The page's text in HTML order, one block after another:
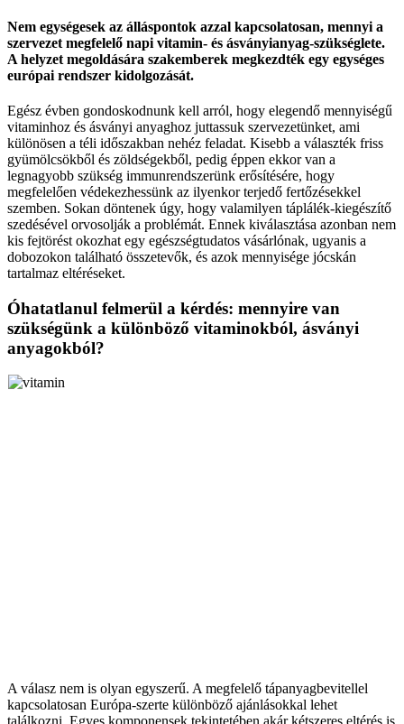
Nem egységesek az álláspontok azzal kapcsolatosan, mennyi a
szervezet megfelelő napi vitamin- és ásványianyag-szükséglete.
A helyzet megoldására szakemberek megkezdték egy egységes
európai rendszer kidolgozását.
Egész évben gondoskodnunk kell arról, hogy elegendő mennyiségű
vitaminhoz és ásványi anyaghoz juttassuk szervezetünket, ami
különösen a téli időszakban nehéz feladat. Kisebb a választék friss
gyümölcsökből és zöldségekből, pedig éppen ekkor van a
legnagyobb szükség immunrendszerünk erősítésére, hogy
megfelelően védekezhessünk az ilyenkor terjedő fertőzésekkel
szemben. Sokan döntenek úgy, hogy valamilyen táplálék-kiegészítő
szedésével orvosolják a problémát. Ennek kiválasztása azonban nem
kis fejtörést okozhat egy egészségtudatos vásárlónak, ugyanis a
dobozokon található összetevők, és azok mennyisége jócskán
tartalmaz eltéréseket.
Óhatatlanul felmerül a kérdés: mennyire van
szükségünk a különböző vitaminokból, ásványi
anyagokból?
A válasz nem is olyan egyszerű. A megfelelő tápanyagbevitellel
kapcsolatosan Európa-szerte különböző ajánlásokkal lehet